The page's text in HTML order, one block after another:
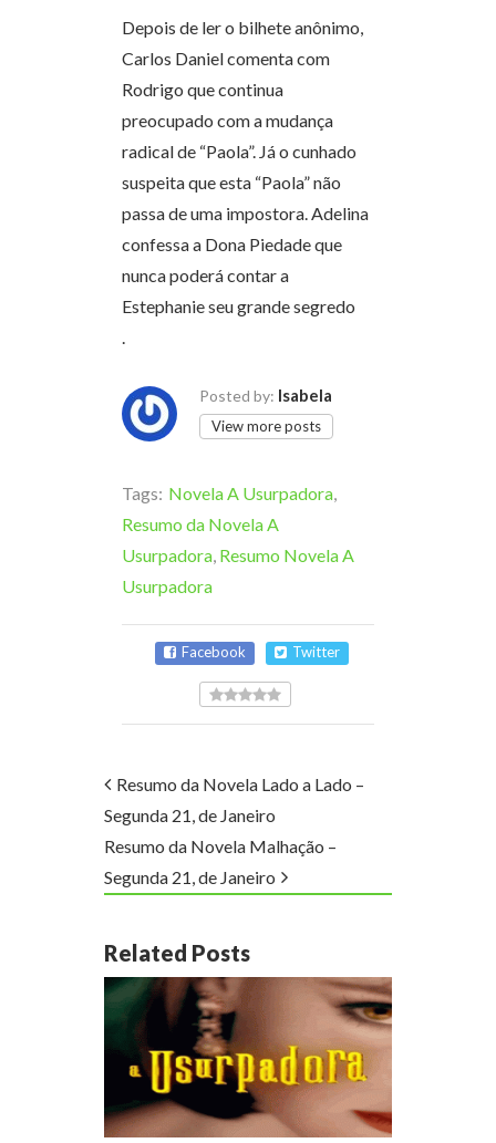
Depois de ler o bilhete anônimo,
Carlos Daniel comenta com
Rodrigo que continua
preocupado com a mudança
radical de “Paola”. Já o cunhado
suspeita que esta “Paola” não
passa de uma impostora. Adelina
confessa a Dona Piedade que
nunca poderá contar a
Estephanie seu grande segredo
Posted by: Isabela
View more posts
Tags: Novela A Usurpadora
Resumo da Novela A
Usurpadora Resumo Novela A
Usurpadora
Facebook Twitter
Resumo da Novela Lado a Lado –
Segunda 21, de Janeiro
Resumo da Novela Malhação –
Segunda 21, de Janeiro
Related Posts